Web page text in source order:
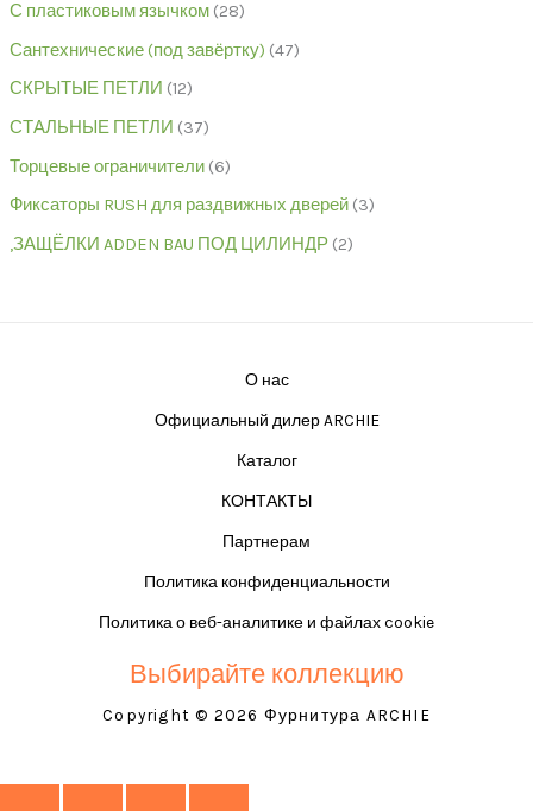
С пластиковым язычком 28
Сантехнические (под завёртку) 47
СКРЫТЫЕ ПЕТЛИ 12
СТАЛЬНЫЕ ПЕТЛИ 37
Торцевые ограничители 6
Фиксаторы RUSH для раздвижных дверей 3
,ЗАЩЁЛКИ ADDEN BAU ПОД ЦИЛИНДР 2
О нас
Официальный дилер ARCHIE
Каталог
КОНТАКТЫ
Партнерам
Политика конфиденциальности
Политика о веб-аналитике и файлах cookie
Выбирайте коллекцию
Copyright © 2026 Фурнитура ARCHIE